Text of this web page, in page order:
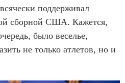
поддерживал
сборной США. Кажется,
было веселье,
не только атлетов, но и